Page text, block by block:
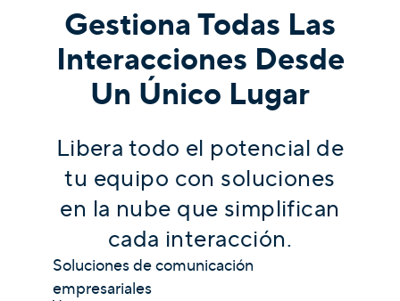
Gestiona Todas Las
Interacciones Desde
Un Único Lugar
Libera todo el potencial de
tu equipo con soluciones
en la nube que simplifican
cada interacción.
Soluciones de comunicación
empresariales